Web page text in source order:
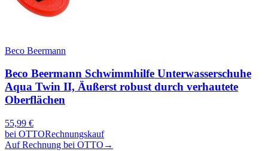
Beco Beermann
Beco Beermann Schwimmhilfe Unterwasserschuhe
Aqua Twin II, Äußerst robust durch verhautete
Oberflächen
55,99 €
bei OTTORechnungskauf
Auf Rechnung bei OTTO →